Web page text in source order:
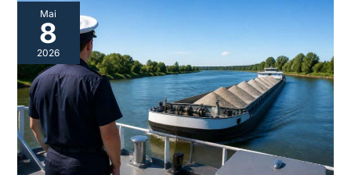
Mai
8
2026
Formation
au
bac
pro
transport
fluvial
:
ce
qu’il
faut
savoir